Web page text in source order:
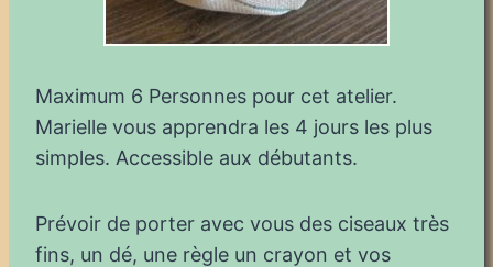
Maximum 6 Personnes pour cet atelier.
Marielle vous apprendra les 4 jours les plus
simples. Accessible aux débutants.
Prévoir de porter avec vous des ciseaux très
fins, un dé, une règle un crayon et vos